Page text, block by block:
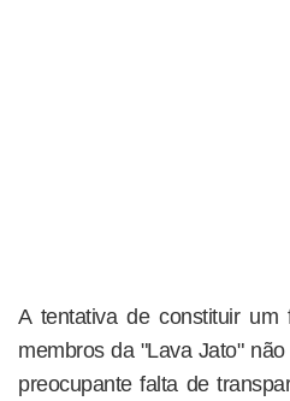
A tentativa de constituir um
membros da "Lava Jato"
preocupante falta de